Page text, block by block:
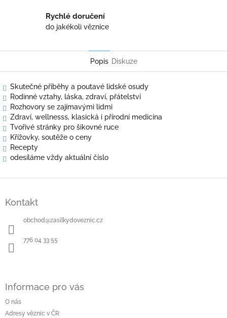
Rychlé doručení
do jakékoli věznice
Popis Diskuze
Skutečné příběhy a poutavé lidské osudy
Rodinné vztahy, láska, zdraví, přátelství
Rozhovory se zajímavými lidmi
Zdraví, wellnesss, klasická i přírodní medicína
Tvořivé stránky pro šikovné ruce
Křížovky, soutěže o ceny
Recepty
odesíláme vždy aktuální číslo
Kontakt
obchod@zasilkydoveznic.cz
776 04 33 55
Informace pro vás
O nás
Adresy věznic v ČR